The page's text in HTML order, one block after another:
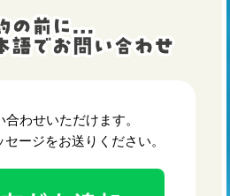
わせいただけます。
ージをお送りください。